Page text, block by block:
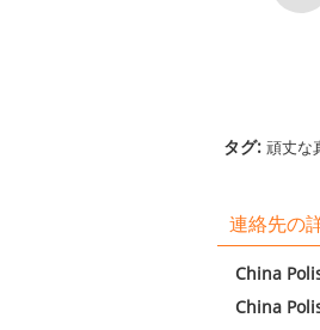
タグ: 頑丈な
連絡先の
China
China